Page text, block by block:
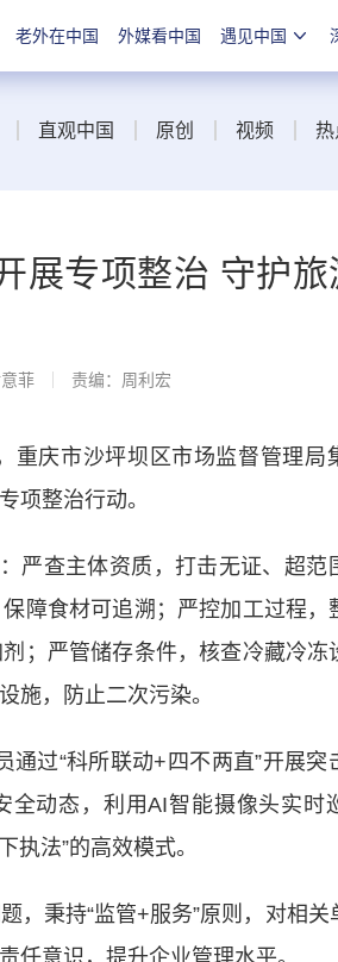
老外在中国 外媒看中国 遇见中国
直观中国 原创 视频 热
展专项整治 守护旅
菲 责编：周利宏
庆市沙坪坝区市场监督管理局
项整治行动。
查主体资质，打击无证、超范
障食材可追溯；严控加工过程，
；严管储存条件，核查冷藏冷冻
施，防止二次污染。
过“科所联动+四不两直”开展突
全动态，利用AI智能摄像头实时
法”的高效模式。
秉持“监管+服务”原则，对相关
任意识，提升企业管理水平。